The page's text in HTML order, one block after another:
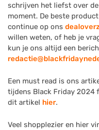
schrijven het liefst over
moment. De beste
continue op ons
willen weten, of heb je
kun je ons altijd een
Een must read is ons
tijdens Black Friday 2024
dit artikel hier.
Veel shopplezier en hier